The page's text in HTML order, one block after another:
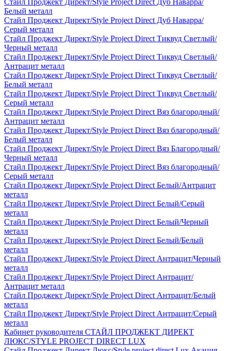
Стайл Проджект Директ/Style Project Direct Дуб Наварра/
Белый металл
Стайл Проджект Директ/Style Project Direct Дуб Наварра/
Серый металл
Стайл Проджект Директ/Style Project Direct Тиквуд Светлый/
Черный металл
Стайл Проджект Директ/Style Project Direct Тиквуд Светлый/
Антрацит металл
Стайл Проджект Директ/Style Project Direct Тиквуд Светлый/
Белый металл
Стайл Проджект Директ/Style Project Direct Тиквуд Светлый/
Серый металл
Стайл Проджект Директ/Style Project Direct Вяз благородный/
Антрацит металл
Стайл Проджект Директ/Style Project Direct Вяз благородный/
Белый металл
Стайл Проджект Директ/Style Project Direct Вяз Благородный/
Черный металл
Стайл Проджект Директ/Style Project Direct Вяз благородный/
Серый металл
Стайл Проджект Директ/Style Project Direct Белый/Антрацит
металл
Стайл Проджект Директ/Style Project Direct Белый/Серый
металл
Стайл Проджект Директ/Style Project Direct Белый/Черный
металл
Стайл Проджект Директ/Style Project Direct Белый/Белый
металл
Стайл Проджект Директ/Style Project Direct Антрацит/Черный
металл
Стайл Проджект Директ/Style Project Direct Антрацит/
Антрацит металл
Стайл Проджект Директ/Style Project Direct Антрацит/Белый
металл
Стайл Проджект Директ/Style Project Direct Антрацит/Серый
металл
Кабинет руководителя СТАЙЛ ПРОДЖЕКТ ДИРЕКТ
ЛЮКС/STYLE PROJECT DIRECT LUX